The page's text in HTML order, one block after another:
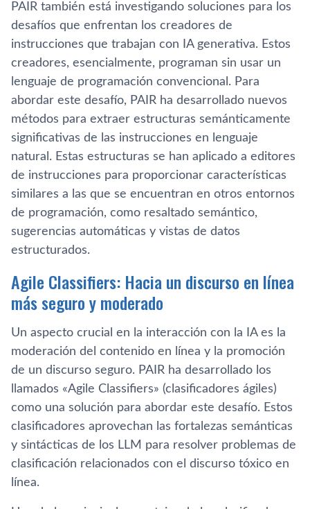
PAIR también está investigando soluciones para los
desafíos que enfrentan los creadores de
instrucciones que trabajan con IA generativa. Estos
creadores, esencialmente, programan sin usar un
lenguaje de programación convencional. Para
abordar este desafío, PAIR ha desarrollado nuevos
métodos para extraer estructuras semánticamente
significativas de las instrucciones en lenguaje
natural. Estas estructuras se han aplicado a editores
de instrucciones para proporcionar características
similares a las que se encuentran en otros entornos
de programación, como resaltado semántico,
sugerencias automáticas y vistas de datos
estructurados.
Agile Classifiers: Hacia un discurso en línea
más seguro y moderado
Un aspecto crucial en la interacción con la IA es la
moderación del contenido en línea y la promoción
de un discurso seguro. PAIR ha desarrollado los
llamados «Agile Classifiers» (clasificadores ágiles)
como una solución para abordar este desafío. Estos
clasificadores aprovechan las fortalezas semánticas
y sintácticas de los LLM para resolver problemas de
clasificación relacionados con el discurso tóxico en
línea.